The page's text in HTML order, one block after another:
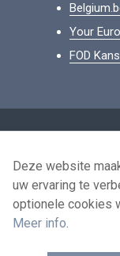
Your
FOD
Deze website
uw ervaring te
optionele cookies
Meer info.